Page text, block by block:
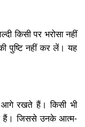
किसी पर भरोसा नहीं
नहीं कर लें। यह
रखते हैं। किसी भी
हैं। जिससे उनके आत्म-